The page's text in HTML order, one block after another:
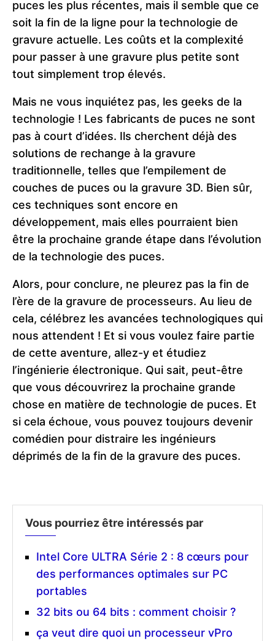
puces les plus récentes, mais il semble que ce
soit la fin de la ligne pour la technologie de
gravure actuelle. Les coûts et la complexité
pour passer à une gravure plus petite sont
tout simplement trop élevés.
Mais ne vous inquiétez pas, les geeks de la
technologie ! Les fabricants de puces ne sont
pas à court d’idées. Ils cherchent déjà des
solutions de rechange à la gravure
traditionnelle, telles que l’empilement de
couches de puces ou la gravure 3D. Bien sûr,
ces techniques sont encore en
développement, mais elles pourraient bien
être la prochaine grande étape dans l’évolution
de la technologie des puces.
Alors, pour conclure, ne pleurez pas la fin de
l’ère de la gravure de processeurs. Au lieu de
cela, célébrez les avancées technologiques qui
nous attendent ! Et si vous voulez faire partie
de cette aventure, allez-y et étudiez
l’ingénierie électronique. Qui sait, peut-être
que vous découvrirez la prochaine grande
chose en matière de technologie de puces. Et
si cela échoue, vous pouvez toujours devenir
comédien pour distraire les ingénieurs
déprimés de la fin de la gravure des puces.
Vous pourriez être intéressés par
Intel Core ULTRA Série 2 : 8 cœurs pour
des performances optimales sur PC
portables
32 bits ou 64 bits : comment choisir ?
ça veut dire quoi un processeur vPro